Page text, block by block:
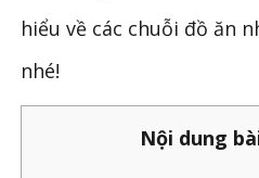
hiểu về các chuỗi đồ ăn
nhé!
Nội dung